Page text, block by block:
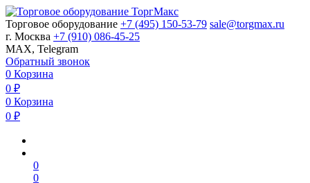
Торговое оборудование +7 (495) 150-53-79 sale@torgmax.ru
г. Москва +7 (910) 086-45-25
MAX, Telegram
Обратный звонок
0 Корзина
0 ₽
0 Корзина
0 ₽
0
0